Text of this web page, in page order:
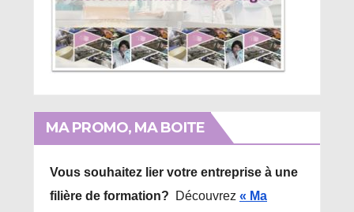
MA PROMO, MA BOITE
Vous souhaitez lier votre entreprise à une
filière de formation?
Découvrez « Ma